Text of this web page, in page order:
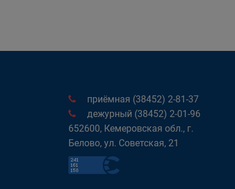
приёмная (38452) 2-81-37
дежурный (38452) 2-01-96
652600, Кемеровская обл., г.
Белово, ул. Советская, 21